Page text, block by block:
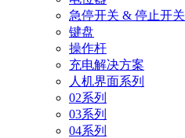
急停开关 & 停止开关
键盘
操作杆
充电解决方案
人机界面系列
02系列
03系列
04系列